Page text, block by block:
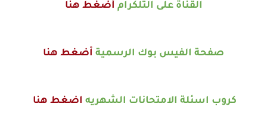
القناة على التلكرام أضغط هنا
صفحة الفيس بوك الرسمية أضغط هنا
كروب اسئلة الامتحانات الشهريه اضغط هنا